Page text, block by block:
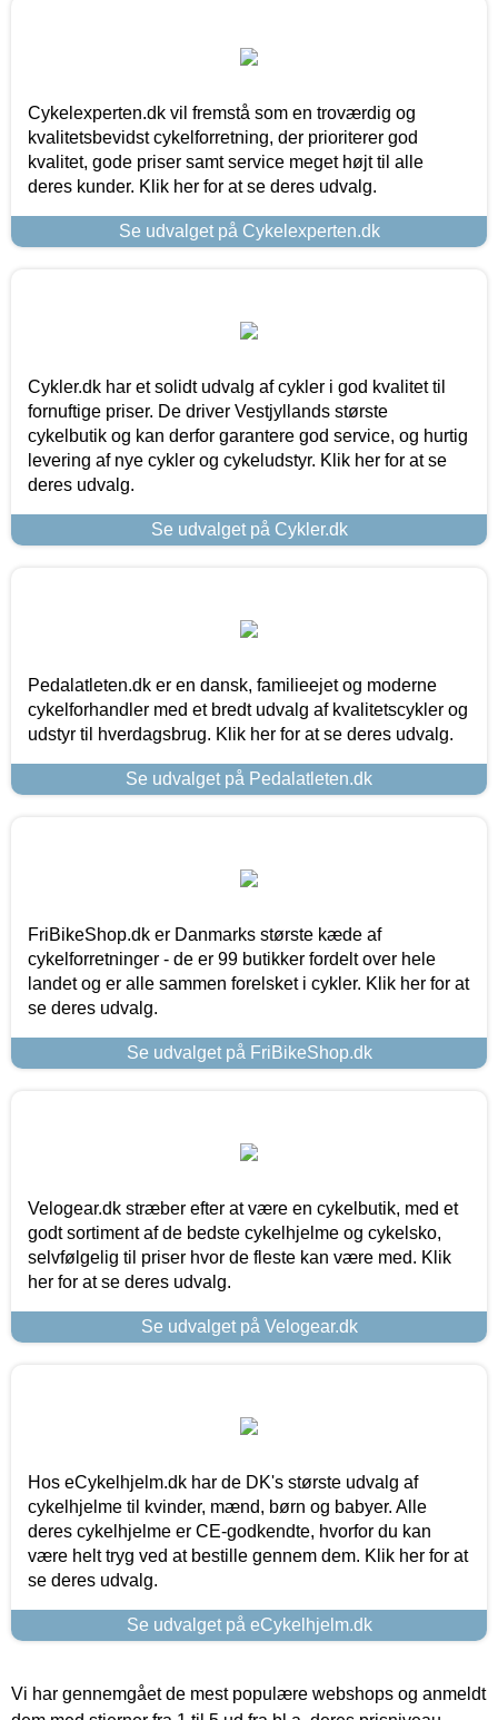
Cykelexperten.dk vil fremstå som en troværdig og
kvalitetsbevidst cykelforretning, der prioriterer god
kvalitet, gode priser samt service meget højt til alle
deres kunder. Klik her for at se deres udvalg.
Se udvalget på Cykelexperten.dk
Cykler.dk har et solidt udvalg af cykler i god kvalitet til
fornuftige priser. De driver Vestjyllands største
cykelbutik og kan derfor garantere god service, og hurtig
levering af nye cykler og cykeludstyr. Klik her for at se
deres udvalg.
Se udvalget på Cykler.dk
Pedalatleten.dk er en dansk, familieejet og moderne
cykelforhandler med et bredt udvalg af kvalitetscykler og
udstyr til hverdagsbrug. Klik her for at se deres udvalg.
Se udvalget på Pedalatleten.dk
FriBikeShop.dk er Danmarks største kæde af
cykelforretninger - de er 99 butikker fordelt over hele
landet og er alle sammen forelsket i cykler. Klik her for at
se deres udvalg.
Se udvalget på FriBikeShop.dk
Velogear.dk stræber efter at være en cykelbutik, med et
godt sortiment af de bedste cykelhjelme og cykelsko,
selvfølgelig til priser hvor de fleste kan være med. Klik
her for at se deres udvalg.
Se udvalget på Velogear.dk
Hos eCykelhjelm.dk har de DK's største udvalg af
cykelhjelme til kvinder, mænd, børn og babyer. Alle
deres cykelhjelme er CE-godkendte, hvorfor du kan
være helt tryg ved at bestille gennem dem. Klik her for at
se deres udvalg.
Se udvalget på eCykelhjelm.dk
Vi har gennemgået de mest populære webshops og anmeldt